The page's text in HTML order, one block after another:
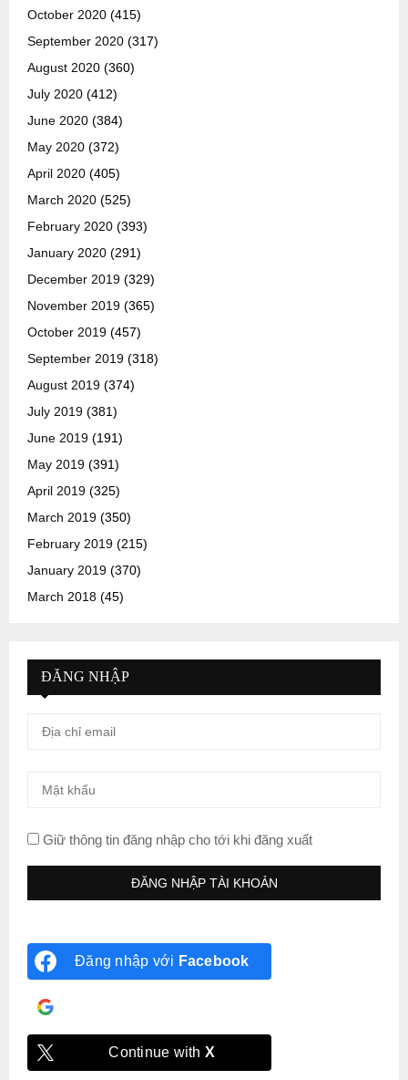
October 2020 (415)
September 2020 (317)
August 2020 (360)
July 2020 (412)
June 2020 (384)
May 2020 (372)
April 2020 (405)
March 2020 (525)
February 2020 (393)
January 2020 (291)
December 2019 (329)
November 2019 (365)
October 2019 (457)
September 2019 (318)
August 2019 (374)
July 2019 (381)
June 2019 (191)
May 2019 (391)
April 2019 (325)
March 2019 (350)
February 2019 (215)
January 2019 (370)
March 2018 (45)
ĐĂNG NHẬP
Giữ thông tin đăng nhập cho tới khi đăng xuất
Đăng nhập với Facebook
Continue with X